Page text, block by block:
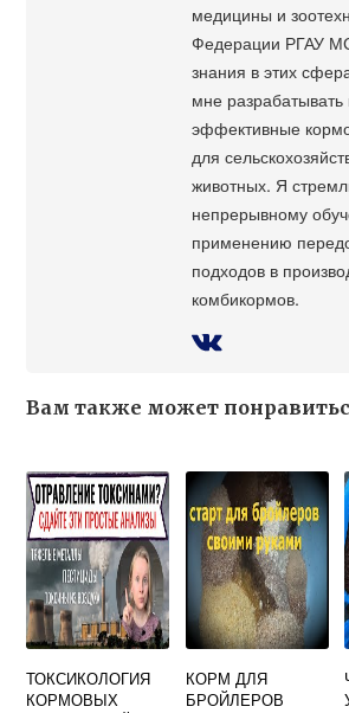
медицины и
Федерации РГАУ
знания в этих
мне разрабатывать
эффективные
для
животных. Я
непрерывному
применению
подходов в
комбикормов.
Вам также может
ТОКСИКОЛОГИЯ
КОРМОВЫХ
КОРМ ДЛЯ
БРОЙЛЕРОВ